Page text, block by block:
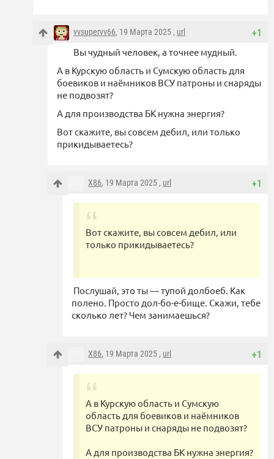
+1
vvsupervv66, 19 Марта 2025 , url
Вы чудный человек, а точнее мудный.
А в Курскую область и Сумскую область для
боевиков и наёмников ВСУ патроны и снаряды
не подвозят?
А для производства БК нужна энергия?
Вот скажите, вы совсем дебил, или только
прикидываетесь?
+1
X86, 19 Марта 2025 , url
Вот скажите, вы совсем дебил, или
только прикидываетесь?
Послушай, это ты — тупой долбоеб. Как
полено. Просто дол-бо-е-бище. Скажи, тебе
сколько лет? Чем занимаешься?
+1
X86, 19 Марта 2025 , url
А в Курскую область и Сумскую
область для боевиков и наёмников
ВСУ патроны и снаряды не подвозят?
А для производства БК нужна энергия?